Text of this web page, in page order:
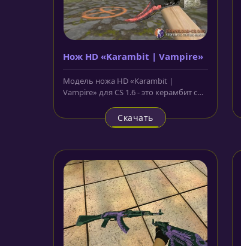
Нож HD «Karambit | Vampire»
Модель ножа HD «Karambit |
Vampire» для CS 1.6 - это керамбит с
Скачать